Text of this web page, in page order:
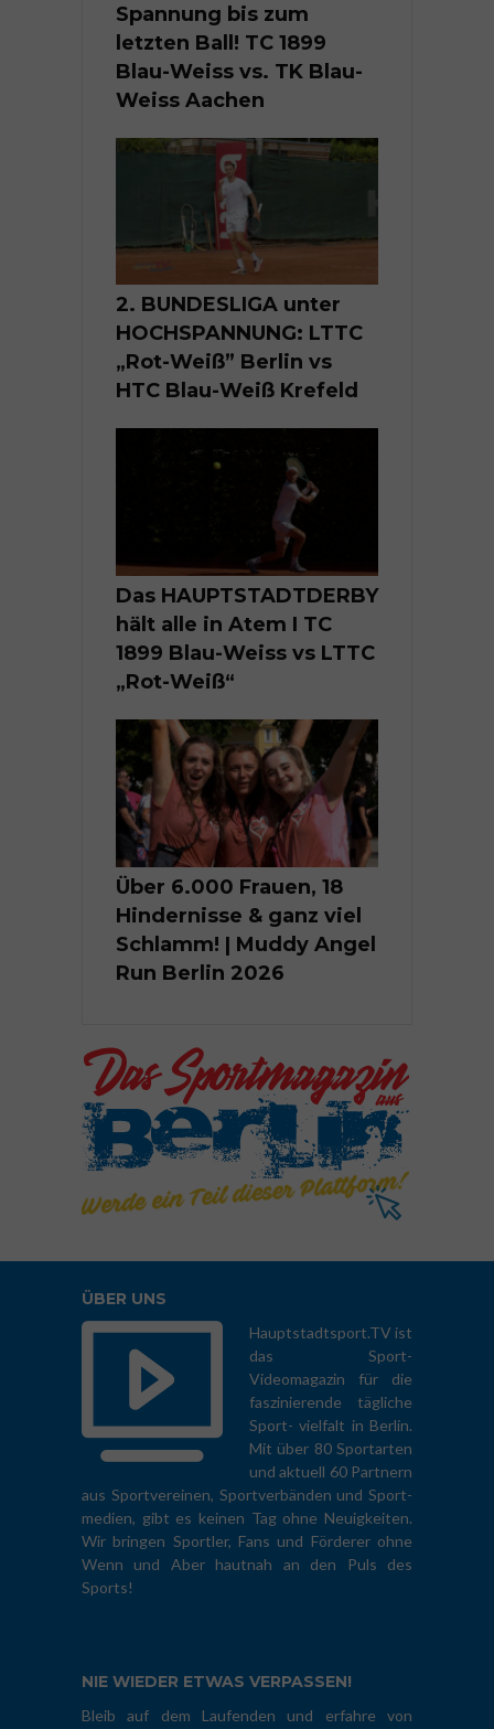
Spannung bis zum
letzten Ball! TC 1899
Blau-Weiss vs. TK Blau-
Weiss Aachen
2. BUNDESLIGA unter
HOCHSPANNUNG: LTTC
„Rot-Weiß” Berlin vs
HTC Blau-Weiß Krefeld
Das HAUPTSTADTDERBY
hält alle in Atem I TC
1899 Blau-Weiss vs LTTC
„Rot-Weiß“
Über 6.000 Frauen, 18
Hindernisse & ganz viel
Schlamm! | Muddy Angel
Run Berlin 2026
ÜBER UNS
Hauptstadtsport.TV ist
das Sport-
Videomagazin für die
faszinierende tägliche
Sport- vielfalt in Berlin.
Mit über 80 Sportarten
und aktuell 60 Partnern
aus Sportvereinen, Sportverbänden und Sport-
medien, gibt es keinen Tag ohne Neuigkeiten.
Wir bringen Sportler, Fans und Förderer ohne
Wenn und Aber hautnah an den Puls des
Sports!
NIE WIEDER ETWAS VERPASSEN!
Bleib auf dem Laufenden und erfahre von